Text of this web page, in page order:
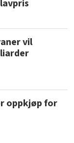
vil
oppkjøp for